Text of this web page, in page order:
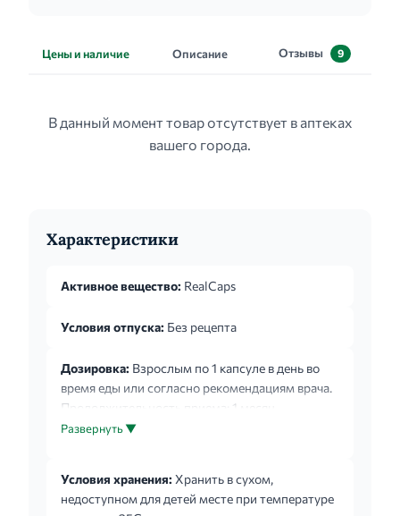
Цены и наличие Описание Отзывы 9
В данный момент товар отсутствует в аптеках
вашего города.
Характеристики
Активное вещество: RealCaps
Условия отпуска: Без рецепта
Дозировка: Взрослым по 1 капсуле в день во
время еды или согласно рекомендациям врача.
Продолжительность приема: 1 месяц.
Возможны повторные приёмы в течение года.
Развернуть ▼
Условия хранения: Хранить в сухом,
недоступном для детей месте при температуре